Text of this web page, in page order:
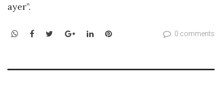
ayer”.
WhatsApp
Facebook
TwitterGoogle+LinkedInPinterest 0 comments